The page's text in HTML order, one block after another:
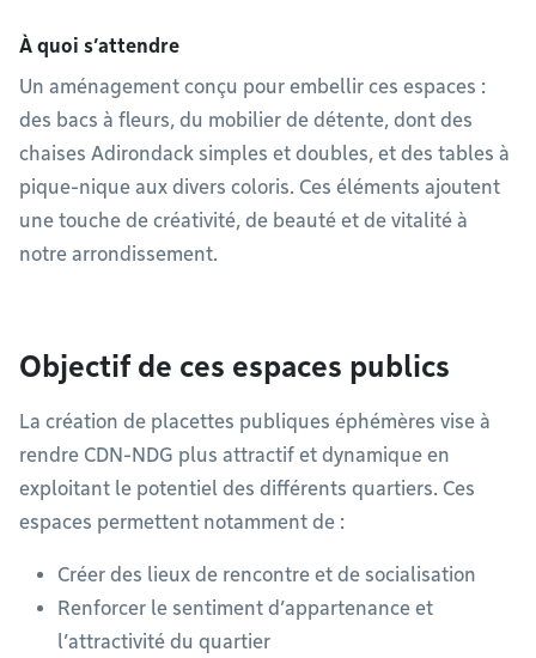
À quoi s’attendre
Un aménagement conçu pour embellir ces espaces :
des bacs à fleurs, du mobilier de détente, dont des
chaises Adirondack simples et doubles, et des tables à
pique-nique aux divers coloris. Ces éléments ajoutent
une touche de créativité, de beauté et de vitalité à
notre arrondissement.
Objectif de ces espaces publics
La création de placettes publiques éphémères vise à
rendre CDN-NDG plus attractif et dynamique en
exploitant le potentiel des différents quartiers. Ces
espaces permettent notamment de :
Créer des lieux de rencontre et de socialisation
Renforcer le sentiment d’appartenance et
l’attractivité du quartier